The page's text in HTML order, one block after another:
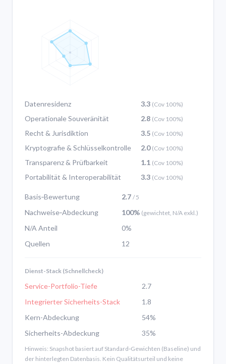
Datenresidenz 3.3 (Cov 100%)
Operationale Souveränität 2.8 (Cov 100%)
Recht & Jurisdiktion 3.5 (Cov 100%)
Kryptografie & Schlüsselkontrolle 2.0 (Cov 100%)
Transparenz & Prüfbarkeit 1.1 (Cov 100%)
Portabilität & Interoperabilität 3.3 (Cov 100%)
Basis‑Bewertung 2.7 / 5
Nachweise‑Abdeckung 100% (gewichtet, N/A exkl.)
N/A Anteil
0%
Quellen
12
Dienst-Stack (Schnellcheck)
Service-Portfolio-Tiefe
2.7
Integrierter Sicherheits-Stack
1.8
Kern-Abdeckung
54%
Sicherheits-Abdeckung
35%
Hinweis: Snapshot basiert auf Standard‑Gewichten (Baseline) und
der hinterlegten Datenbasis. Kein Qualitätsurteil und keine